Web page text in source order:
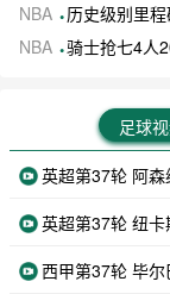
NBA
历史级别里程碑
NBA 骑士抢七4人20+大
足球
英超第37轮 阿森
英超第37轮 纽
西甲第37轮 毕